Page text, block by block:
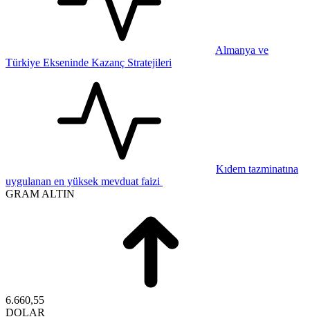
Almanya ve
Türkiye Ekseninde Kazanç Stratejileri
Kıdem tazminatına
uygulanan en yüksek mevduat faizi
GRAM ALTIN
6.660,55
DOLAR